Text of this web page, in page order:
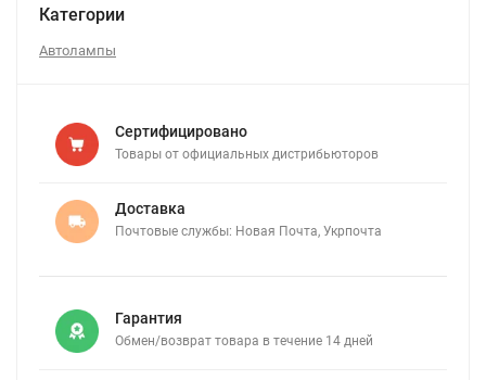
Категории
Автолампы
Сертифицировано
Товары от официальных дистрибьюторов
Доставка
Почтовые службы: Новая Почта, Укрпочта
Гарантия
Обмен/возврат товара в течение 14 дней